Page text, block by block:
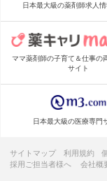
日本最大級の薬剤師求人情
ママ薬剤師の子育て＆仕事の
サイト
日本最大級の医療専門
サイトマップ 利用規約
採用ご担当者様へ
会社概